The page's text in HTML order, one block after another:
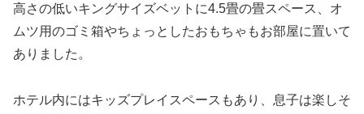
高さの低いキングサイズベットに4.5畳の畳スペース、オ
ムツ用のゴミ箱やちょっとしたおもちゃもお部屋に置いて
ありました。
ホテル内にはキッズプレイスペースもあり、息子は楽しそ